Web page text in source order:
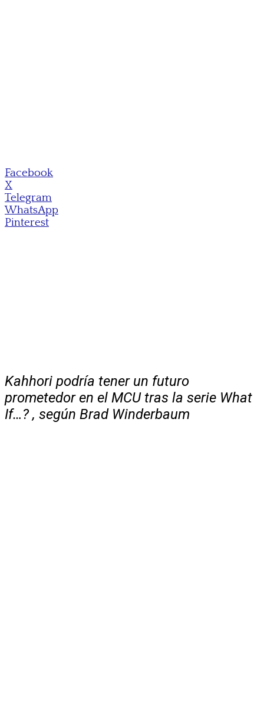
Facebook
X
Telegram
WhatsApp
Pinterest
Kahhori podría tener un futuro
prometedor en el MCU tras la serie What
If…? , según Brad Winderbaum